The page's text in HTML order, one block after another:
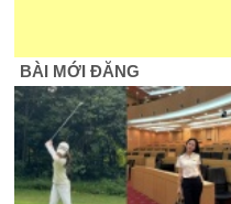
BÀI MỚI ĐĂNG